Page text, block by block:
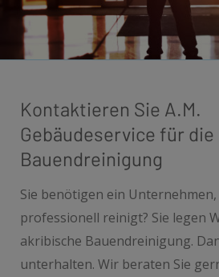
Kontaktieren Sie A.M.
Gebäudeservice für die
Bauendreinigung
Sie benötigen ein
professionell reinigt? Sie legen
akribische Bauendreinigung.
unterhalten. Wir beraten Sie